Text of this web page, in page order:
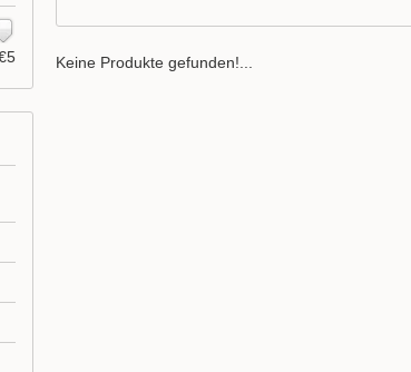
Keine Produkte gefunden!...
5